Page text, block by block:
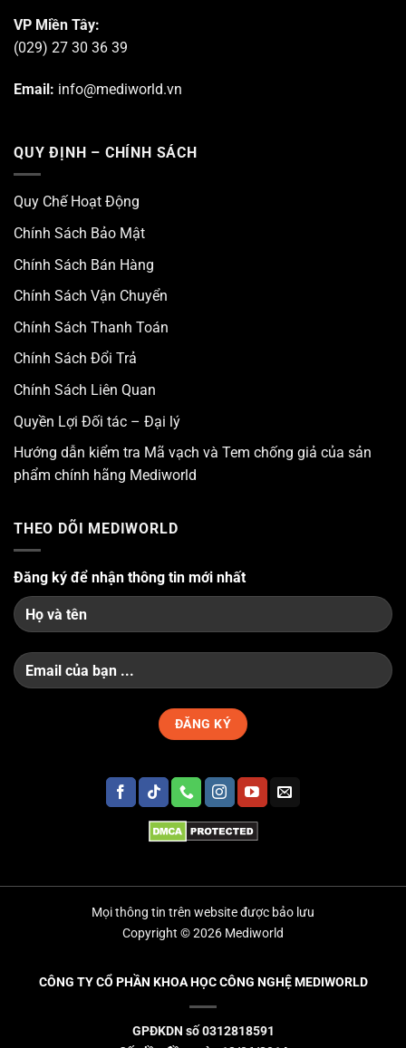
VP Miền Tây:
(029) 27 30 36 39
Email: info@mediworld.vn
QUY ĐỊNH – CHÍNH SÁCH
Quy Chế Hoạt Động
Chính Sách Bảo Mật
Chính Sách Bán Hàng
Chính Sách Vận Chuyển
Chính Sách Thanh Toán
Chính Sách Đổi Trả
Chính Sách Liên Quan
Quyền Lợi Đối tác – Đại lý
Hướng dẫn kiểm tra Mã vạch và Tem chống giả của sản
phẩm chính hãng Mediworld
THEO DÕI MEDIWORLD
Đăng ký để nhận thông tin mới nhất
Mọi thông tin trên website được bảo lưu
Copyright © 2026 Mediworld
CÔNG TY CỔ PHẦN KHOA HỌC CÔNG NGHỆ MEDIWORLD
GPĐKDN số 0312818591